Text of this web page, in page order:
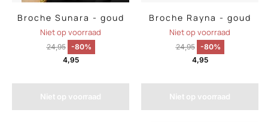
Broche Sunara - goud
Niet op voorraad
24,95
-80%
4,95
Niet op voorraad
Broche Rayna - goud
Niet op voorraad
24,95
-80%
4,95
Niet op voorraad